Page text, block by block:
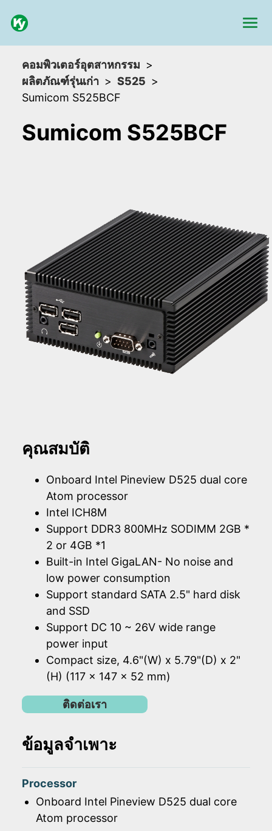
คอมพิวเตอร์อุตสาหกรรม
ผลิตภัณฑ์รุ่นเก่า
S525
Sumicom S525BCF
Sumicom S525BCF
คุณสมบัติ
Onboard Intel Pineview D525 dual core
Atom processor
Intel ICH8M
Support DDR3 800MHz SODIMM 2GB *
2 or 4GB *1
Built-in Intel GigaLAN- No noise and
low power consumption
Support standard SATA 2.5" hard disk
and SSD
Support DC 10 ~ 26V wide range
power input
Compact size, 4.6"(W) x 5.79"(D) x 2"
(H) (117 x 147 x 52 mm)
ติดต่อเรา
ข้อมูลจำเพาะ
Processor
Onboard Intel Pineview D525 dual core
Atom processor